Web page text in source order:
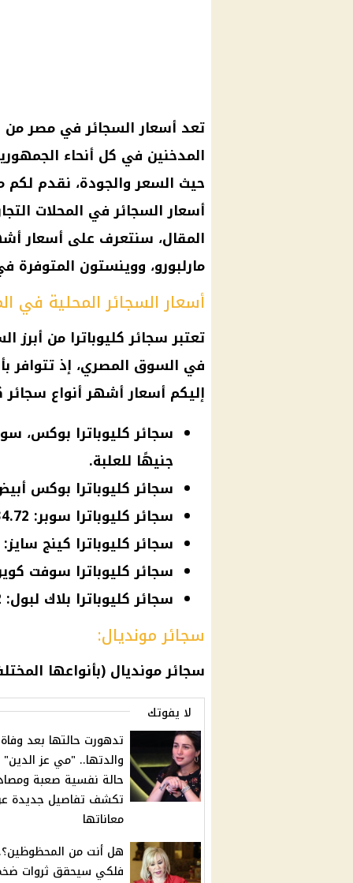
تعد أسعار السجائر في مصر من
المدخنين في كل أنحاء
حيث السعر والجودة، نقدم
المقال، سنتعرف على أسعار
مارلبورو، ووينستون المتوفرة
أسعار السجائر المحلية في
تعتبر سجائر كليوباترا من
في السوق المصري، إذ تتوافر
إليكم أسعار أشهر أنواع سجائر
جنيهًا للعلبة.
سجائر كليوباترا بوكس أبيض: 34.72 جنيهًا
سجائر كليوباترا سوبر: 34.72 جنيهًا للعلبة.
سجائر كليوباترا كينج سايز: 34.72 جنيهًا للعلبة.
سجائر كليوباترا سوفت كوين: 34.72 جنيهًا
سجائر كليوباترا بلاك لبول: 34.72 جنيهًا للعلبة.
سجائر مونديال:
سجائر مونديال (بأنواعها المختلفة): 34.72 جنيهًا
لا يفوتك
تدهورت حالتها بعد وفاة
والدتها.. "مي عز
حالة نفسية صعبة
تكشف تفاصيل جديدة
معاناتها
هل أنت من
فلكي سيحقق ثروات